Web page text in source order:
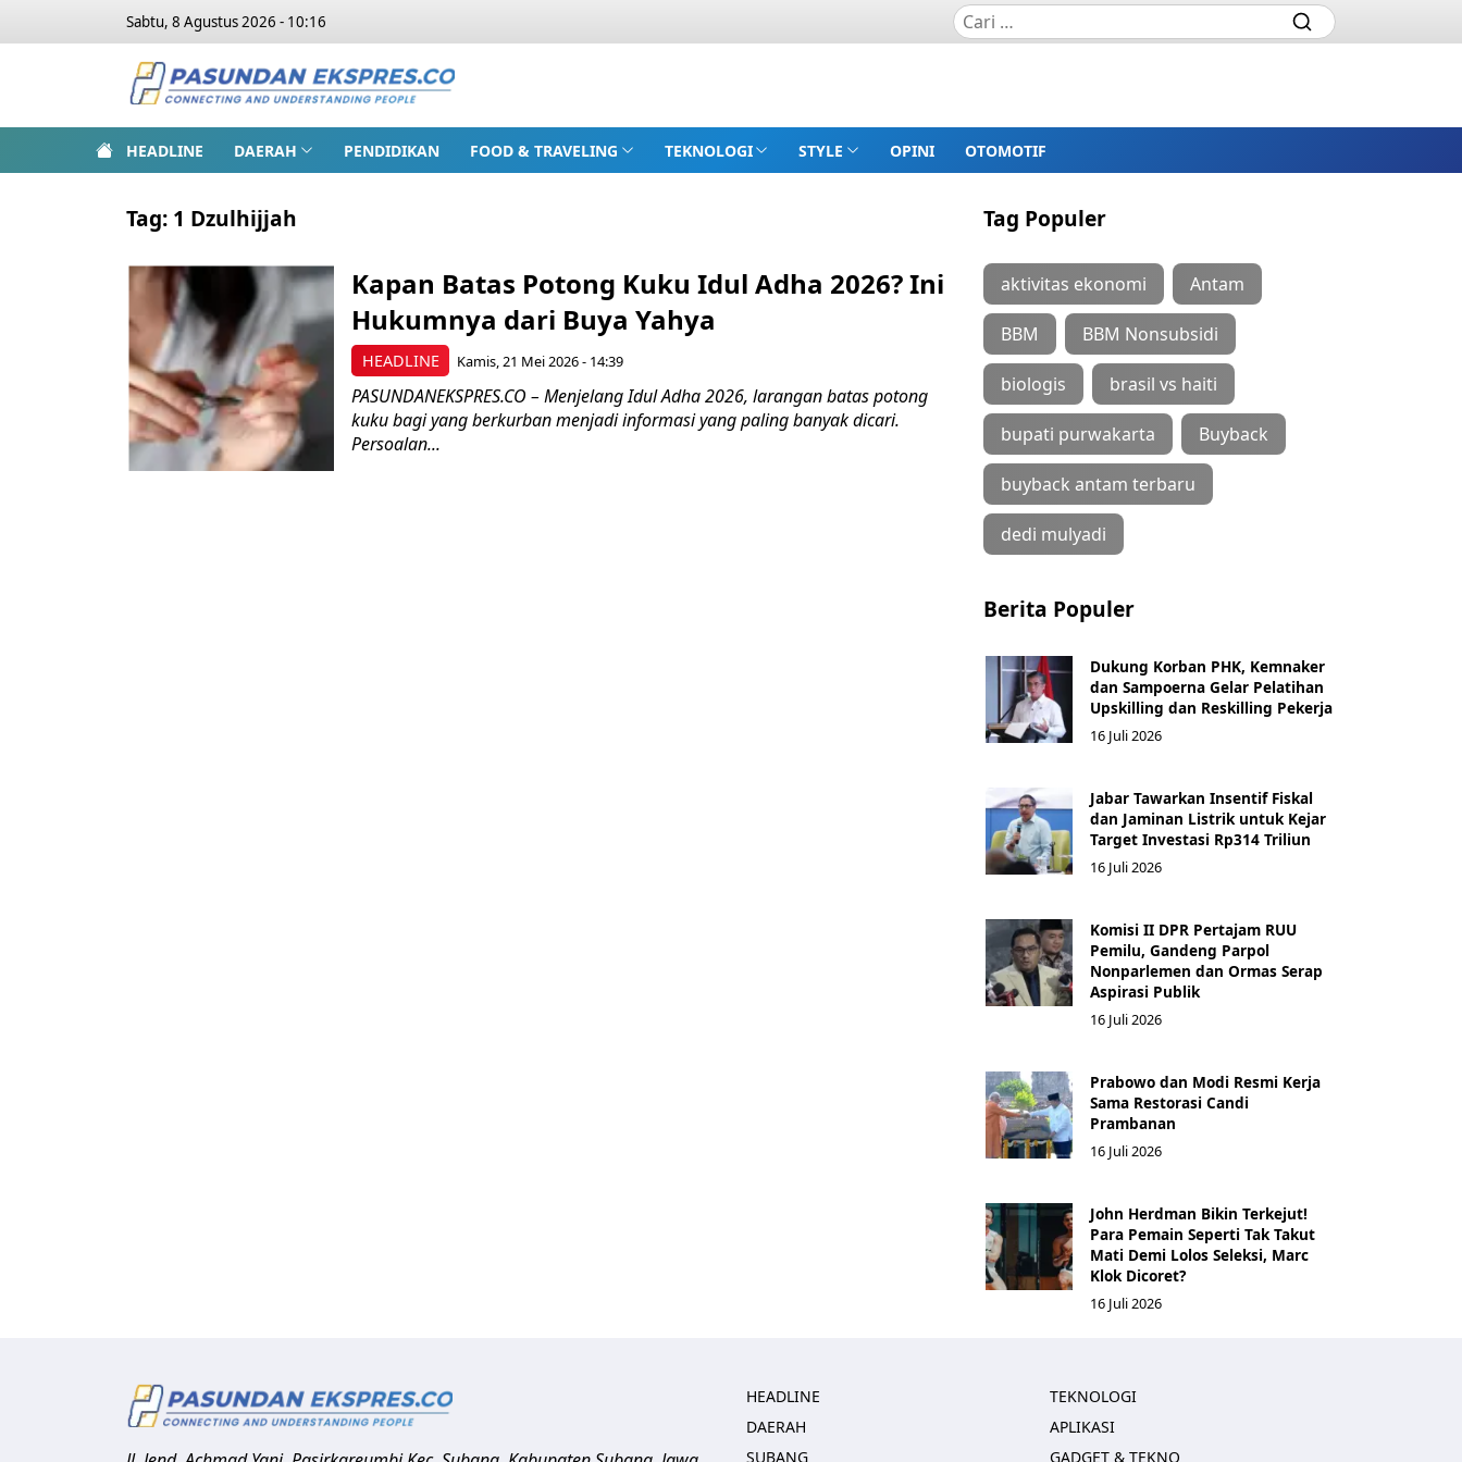
Sabtu, 8 Agustus 2026 - 10:16
HEADLINE DAERAH PENDIDIKAN FOOD & TRAVELING TEKNOLOGI STYLE OPINI OTOMOTIF
Tag: 1 Dzulhijjah
HEADLINE
Kapan Batas Potong Kuku Idul Adha 2026? Ini
Hukumnya dari Buya Yahya
Kamis, 21 Mei 2026 - 14:39
PASUNDANEKSPRES.CO – Menjelang Idul Adha 2026, larangan batas potong
kuku bagi yang berkurban menjadi informasi yang paling banyak dicari.
Persoalan...
Tag Populer
aktivitas ekonomi Antam
BBM BBM Nonsubsidi
biologis brasil vs haiti
bupati purwakarta Buyback
buyback antam terbaru
dedi mulyadi
Berita Populer
Dukung Korban PHK, Kemnaker
dan Sampoerna Gelar Pelatihan
Upskilling dan Reskilling Pekerja
16 Juli 2026
Jabar Tawarkan Insentif Fiskal
dan Jaminan Listrik untuk Kejar
Target Investasi Rp314 Triliun
16 Juli 2026
Komisi II DPR Pertajam RUU
Pemilu, Gandeng Parpol
Nonparlemen dan Ormas Serap
Aspirasi Publik
16 Juli 2026
Prabowo dan Modi Resmi Kerja
Sama Restorasi Candi
Prambanan
16 Juli 2026
John Herdman Bikin Terkejut!
Para Pemain Seperti Tak Takut
Mati Demi Lolos Seleksi, Marc
Klok Dicoret?
16 Juli 2026
HEADLINE
DAERAH
SUBANG
TEKNOLOGI
APLIKASI
GADGET & TEKNO